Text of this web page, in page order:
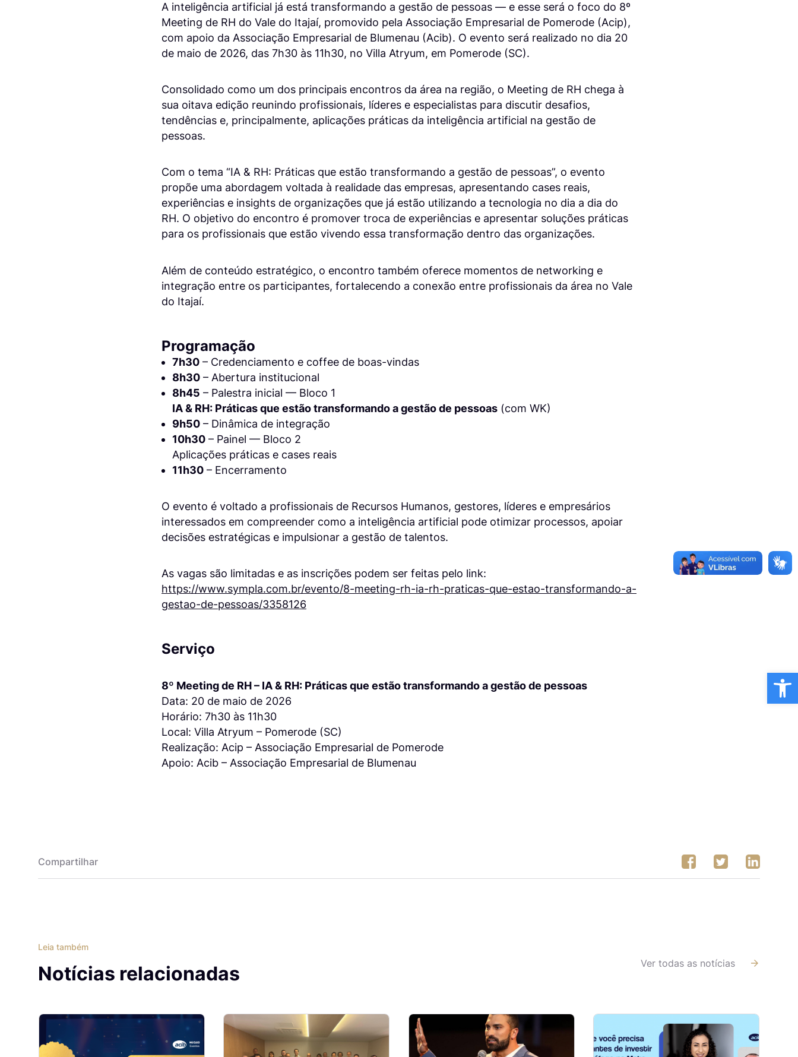
A inteligência artificial já está transformando a gestão de pessoas — e esse será o foco do 8º
Meeting de RH do Vale do Itajaí, promovido pela Associação Empresarial de Pomerode (Acip),
com apoio da Associação Empresarial de Blumenau (Acib). O evento será realizado no dia 20
de maio de 2026, das 7h30 às 11h30, no Villa Atryum, em Pomerode (SC).
Consolidado como um dos principais encontros da área na região, o Meeting de RH chega à
sua oitava edição reunindo profissionais, líderes e especialistas para discutir desafios,
tendências e, principalmente, aplicações práticas da inteligência artificial na gestão de
pessoas.
Com o tema “IA & RH: Práticas que estão transformando a gestão de pessoas”, o evento
propõe uma abordagem voltada à realidade das empresas, apresentando cases reais,
experiências e insights de organizações que já estão utilizando a tecnologia no dia a dia do
RH. O objetivo do encontro é promover troca de experiências e apresentar soluções práticas
para os profissionais que estão vivendo essa transformação dentro das organizações.
Além de conteúdo estratégico, o encontro também oferece momentos de networking e
integração entre os participantes, fortalecendo a conexão entre profissionais da área no Vale
do Itajaí.
Programação
7h30– Credenciamento e coffee de boas-vindas
8h30– Abertura institucional
8h45 – Palestra inicial — Bloco 1
IA & RH: Práticas que estão transformando a gestão de pessoas(com WK)
9h50– Dinâmica de integração
10h30– Painel — Bloco 2
Aplicações práticas e cases reais
11h30– Encerramento
O evento é voltado a profissionais de Recursos Humanos, gestores, líderes e empresários
interessados em compreender como a inteligência artificial pode otimizar processos, apoiar
decisões estratégicas e impulsionar a gestão de talentos.
As vagas são limitadas e as inscrições podem ser feitas pelo link:
https://www.sympla.com.br/evento/8-meeting-rh-ia-rh-praticas-que-estao-transformando-a-
gestao-de-pessoas/3358126
Serviço
8º Meeting de RH – IA & RH: Práticas que estão transformando a gestão de pessoas
Data: 20 de maio de 2026
Horário: 7h30 às 11h30
Local: Villa Atryum – Pomerode (SC)
Realização: Acip – Associação Empresarial de Pomerode
Apoio: Acib – Associação Empresarial de Blumenau
Compartilhar
Leia também
Notícias relacionadas Ver todas as notícias